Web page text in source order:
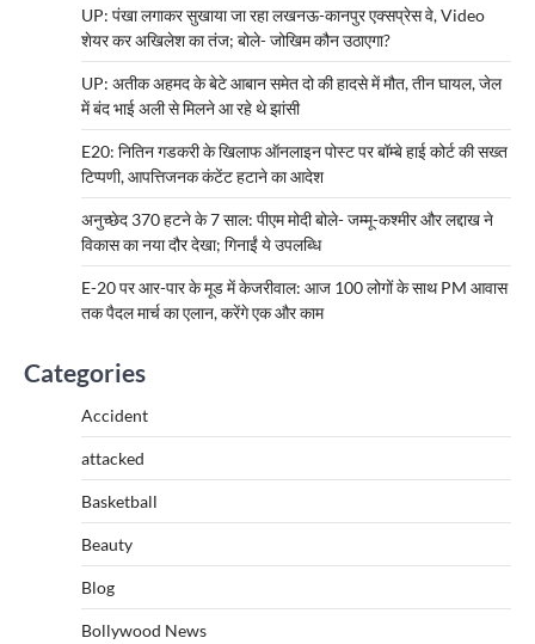
UP: पंखा लगाकर सुखाया जा रहा लखनऊ-कानपुर एक्सप्रेस वे, Video
शेयर कर अखिलेश का तंज; बोले- जोखिम कौन उठाएगा?
UP: अतीक अहमद के बेटे आबान समेत दो की हादसे में मौत, तीन घायल, जेल
में बंद भाई अली से मिलने आ रहे थे झांसी
E20: नितिन गडकरी के खिलाफ ऑनलाइन पोस्ट पर बॉम्बे हाई कोर्ट की सख्त
टिप्पणी, आपत्तिजनक कंटेंट हटाने का आदेश
अनुच्छेद 370 हटने के 7 साल: पीएम मोदी बोले- जम्मू-कश्मीर और लद्दाख ने
विकास का नया दौर देखा; गिनाईं ये उपलब्धि
E-20 पर आर-पार के मूड में केजरीवाल: आज 100 लोगों के साथ PM आवास
तक पैदल मार्च का एलान, करेंगे एक और काम
Categories
Accident
attacked
Basketball
Beauty
Blog
Bollywood News